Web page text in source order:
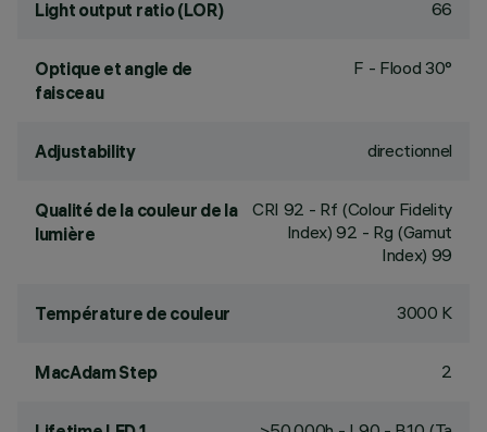
Light output ratio (LOR) 66
Optique et angle de
faisceau
F - Flood 30°
Adjustability directionnel
Qualité de la couleur de la
lumière
CRI 92 - Rf (Colour Fidelity
Index) 92 - Rg (Gamut
Index) 99
Température de couleur 3000 K
MacAdam Step 2